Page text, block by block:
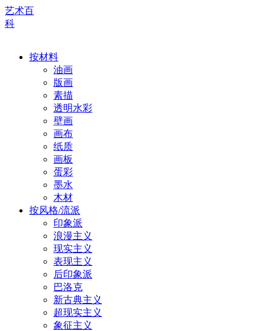
艺术百
科
按材料
油画
版画
素描
透明水彩
壁画
画布
纸质
画板
蛋彩
墨水
木材
按风格/流派
印象派
浪漫主义
现实主义
表现主义
后印象派
巴洛克
新古典主义
超现实主义
象征主义